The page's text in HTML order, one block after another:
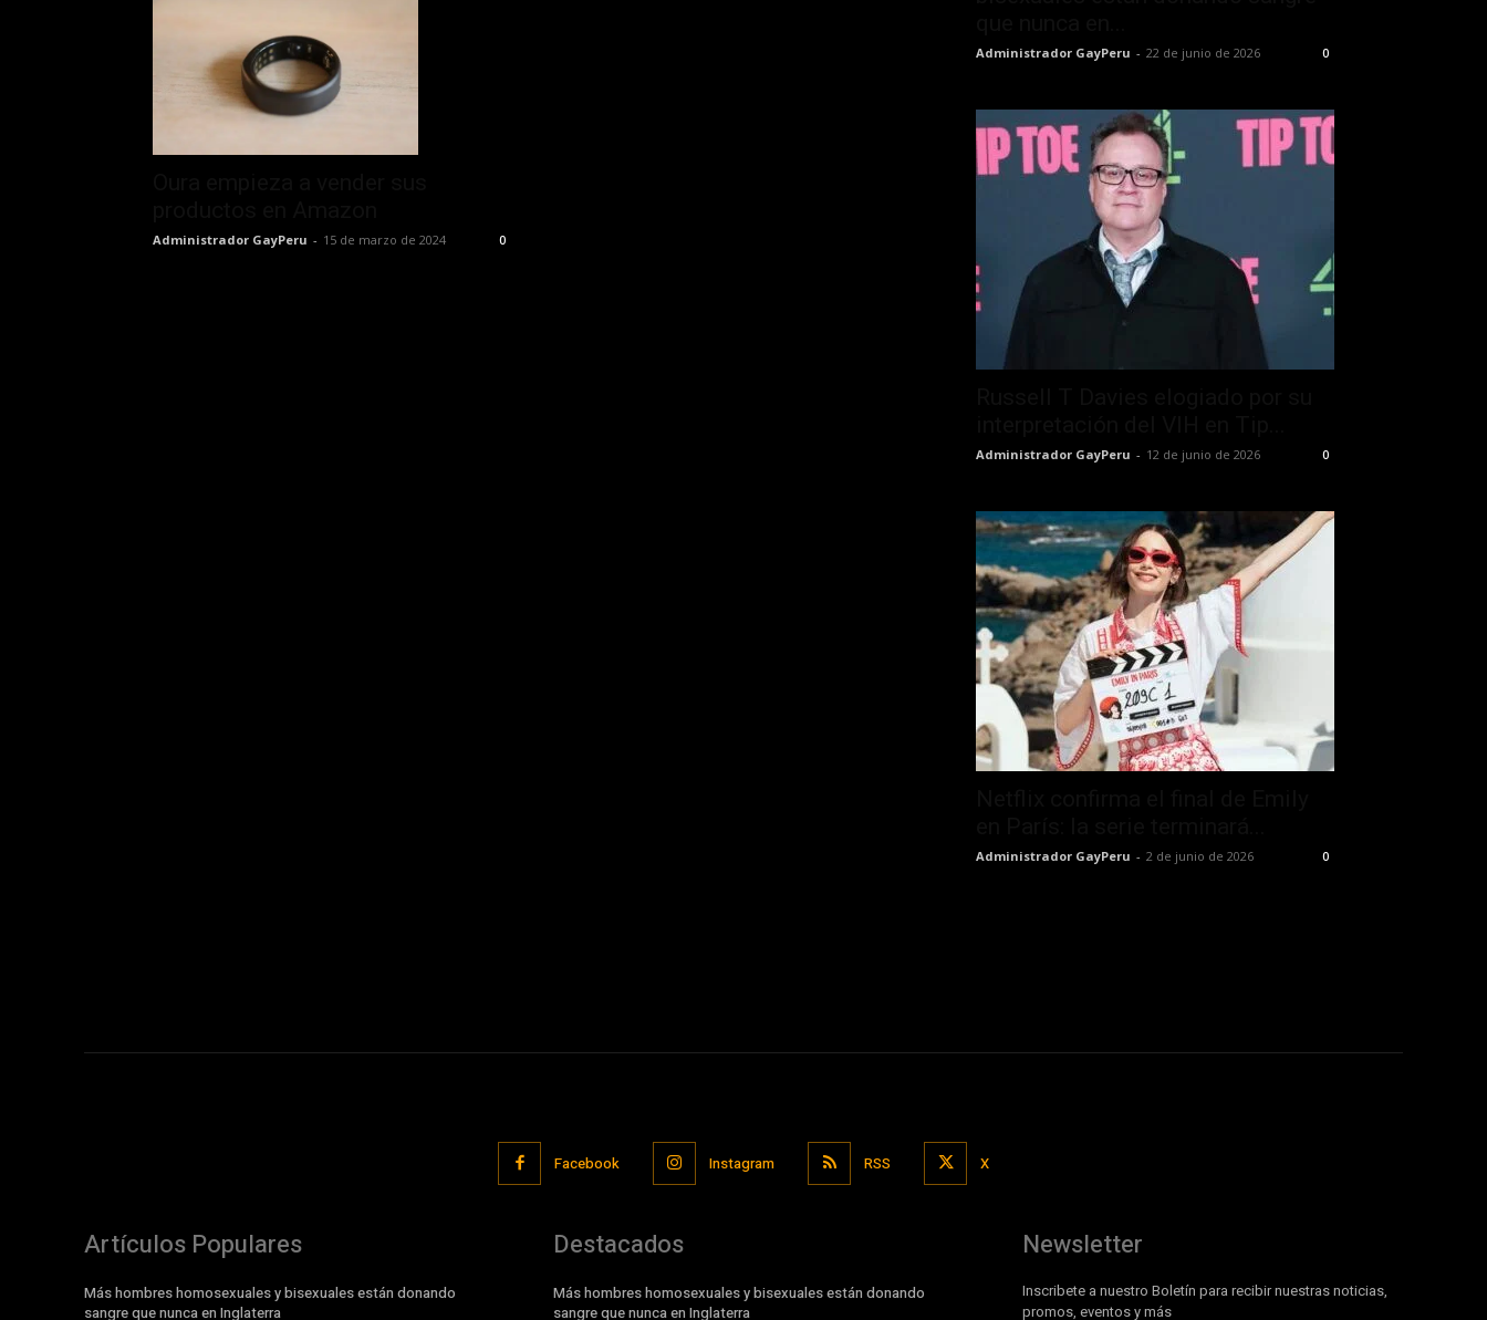
Administrador GayPeru - 15 de marzo de 2024 0
Administrador GayPeru - 22 de junio de 2026 0
Administrador GayPeru - 12 de junio de 2026 0
Administrador GayPeru - 2 de junio de 2026 0
Facebook Instagram RSS X
Artículos Populares
Más hombres homosexuales y bisexuales están donando
sangre que nunca en Inglaterra
Destacados
Más hombres homosexuales y bisexuales están donando
sangre que nunca en Inglaterra
Newsletter
Inscribete a nuestro Boletín para recibir nuestras noticias,
promos, eventos y más